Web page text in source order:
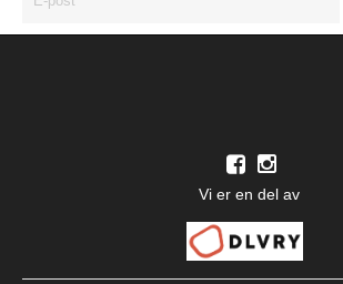
Vi er en del av